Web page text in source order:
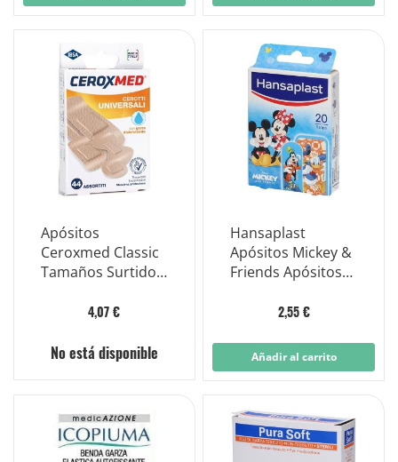
Apósitos
Ceroxmed Classic
Tamaños Surtidos
4,07 €
No está disponible
Hansaplast
Apósitos Mickey &
Friends Apósitos
2,55 €
Añadir al carrito